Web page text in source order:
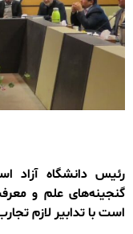
رئیس دانشگاه آزاد
گنجینه‌های علم و
است با تدابیر لازم